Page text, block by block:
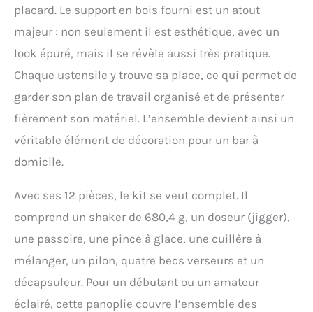
merveilleux accessoires
de bar. Support en
support en bambou
semi-circulaire unique
bar très propre et belle.
Ne perdez plus jamais
beau support de
résistante aux
salissures, ce support
peut contenir des
fournitures de bar pour
les années à venir. Anti-
fuite et durable : ce
mélangeur à cocktail est
inoxydable de haute
placard. Le support en bois fourni est un atout
majeur : non seulement il est esthétique, avec un
look épuré, mais il se révèle aussi très pratique.
Chaque ustensile y trouve sa place, ce qui permet de
garder son plan de travail organisé et de présenter
fièrement son matériel. L’ensemble devient ainsi un
véritable élément de décoration pour un bar à
domicile.
Avec ses 12 pièces, le kit se veut complet. Il
comprend un shaker de 680,4 g, un doseur (jigger),
une passoire, une pince à glace, une cuillère à
mélanger, un pilon, quatre becs verseurs et un
décapsuleur. Pour un débutant ou un amateur
éclairé, cette panoplie couvre l’ensemble des